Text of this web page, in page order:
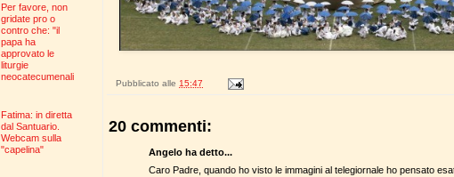
Pubblicato alle 15:47
20 commenti:
Angelo ha detto...
Caro Padre, quando ho visto le immagini al telegiornale ho pensato
Per favore, non
gridate pro o
contro che: "il
papa ha
approvato le
liturgie
neocatecumenali
Fatima: in diretta
dal Santuario.
Webcam sulla
"capelina"